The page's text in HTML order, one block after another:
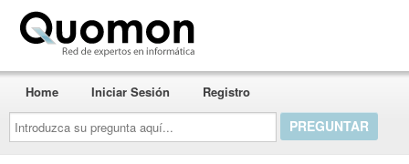
Introduzca
su
pregunta
aquí...
Home Iniciar Sesión Registro